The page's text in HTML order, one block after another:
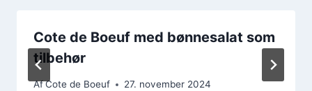
Cote de Boeuf med bønnesalat som
tilbehør
AfCote de Boeuf 27. november 2024